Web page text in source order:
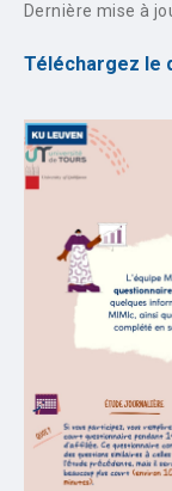
Dernière mise à
Téléchargez le